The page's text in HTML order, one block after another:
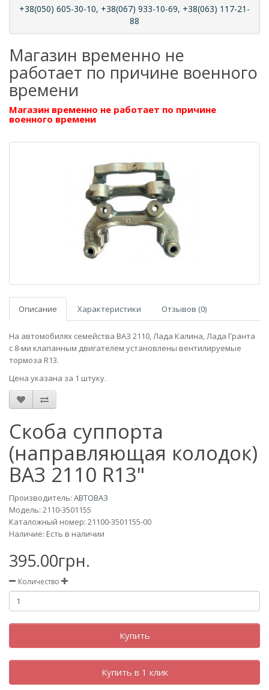
+38(050) 605-30-10, +38(067) 933-10-69, +38(063) 117-21-
88
Магазин временно не
работает по причине военного
времени
Магазин временно не работает по причине
военного времени
Описание Характеристики Отзывов (0)
На автомобилях семейства ВАЗ 2110, Лада Калина, Лада Гранта
c 8-ми клапанным двигателем установлены вентилируемые
тормоза R13.
Цена указана за 1 штуку.
Скоба суппорта
(направляющая колодок)
ВАЗ 2110 R13"
Производитель: АВТОВАЗ
Модель: 2110-3501155
Каталожный номер: 21100-3501155-00
Наличие: Есть в наличии
395.00грн.
Количество
Купить
Купить в 1 клик